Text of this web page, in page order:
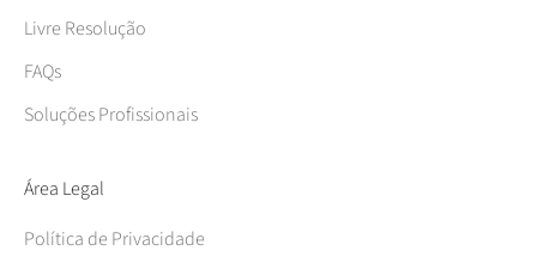
Livre Resolução
FAQs
Soluções Profissionais
Área Legal
Política de Privacidade